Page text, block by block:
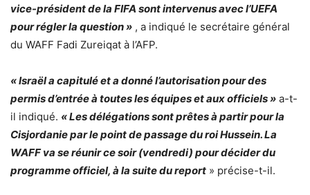
vice-président de la FIFA sont intervenus avec l’UEFA
pour régler la question » , a indiqué le secrétaire général
du WAFF Fadi Zureiqat à l’AFP.
« Israël a capitulé et a donné l’autorisation pour des
permis d’entrée à toutes les équipes et aux officiels » a-t-
il indiqué. « Les délégations sont prêtes à partir pour la
Cisjordanie par le point de passage du roi Hussein. La
WAFF va se réunir ce soir (vendredi) pour décider du
programme officiel, à la suite du report » précise-t-il.